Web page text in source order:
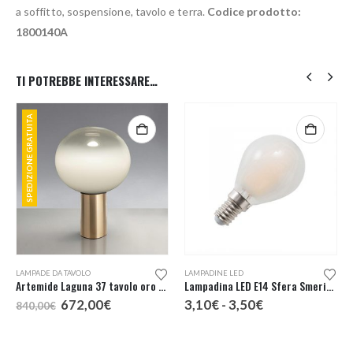
a soffitto, sospensione, tavolo e terra. Codice prodotto:
1800140A
TI POTREBBE INTERESSARE…
SPEDIZIONE GRATUITA
LAMPADE DA TAVOLO
Artemide Laguna 37 tavolo oro satinato
840,00€ Il
prezzo
672,00€Il
LAMPADINE LED
Lampadina LED E14 Sfera Smerigliata
3,10€ - 3,50€Fascia